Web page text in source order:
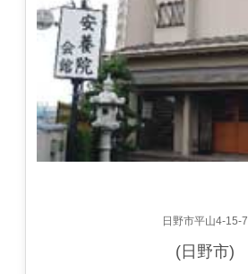
日野市平山4-15-7
(日野市)